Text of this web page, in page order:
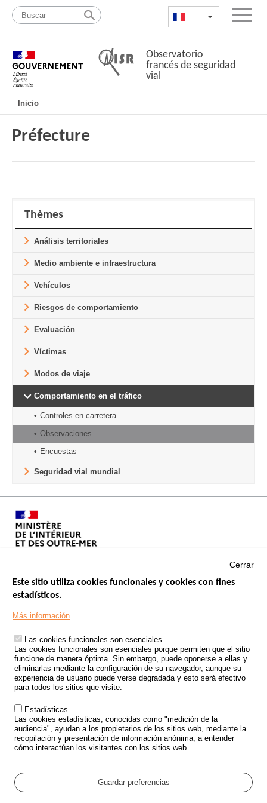
Pasar
contenido
Mapa
web
List additional
Menu
Observatorio
francés de seguridad
vial
principale
Inicio
Préfecture
Thèmes
Análisis territoriales
Medio ambiente e infraestructura
Vehículos
Riesgos de comportamiento
Evaluación
Víctimas
Modos de viaje
Comportamiento en el tráfico
Controles en carretera
Observaciones
Encuestas
Seguridad vial mundial
Footer
TRATAMIENTO DE DATOS PERSONALES PROCEDENTES DE
ACCIDENTES DE TRÁFICO
ESTUDIOS
CONVOCATORIA DE PROYECTOS DE ESTUDIOS
POLÍTICA DE SEGURIDAD VIAL
Outils
EVENTOS
GLOSARIO
Cookie settings
Cerrar
Este sitio utiliza cookies funcionales y cookies con fines
estadísticos.
Más información
Las cookies funcionales son esenciales
Las cookies funcionales son esenciales porque permiten que el sitio
funcione de manera óptima. Sin embargo, puede oponerse a ellas y
eliminarlas mediante la configuración de su navegador, aunque su
experiencia de usuario puede verse degradada y esto será efectivo
para todos los sitios que visite.
Estadísticas
Las cookies estadísticas, conocidas como "medición de la
audiencia", ayudan a los propietarios de los sitios web, mediante la
recopilación y presentación de información anónima, a entender
cómo interactúan los visitantes con los sitios web.
Guardar preferencias